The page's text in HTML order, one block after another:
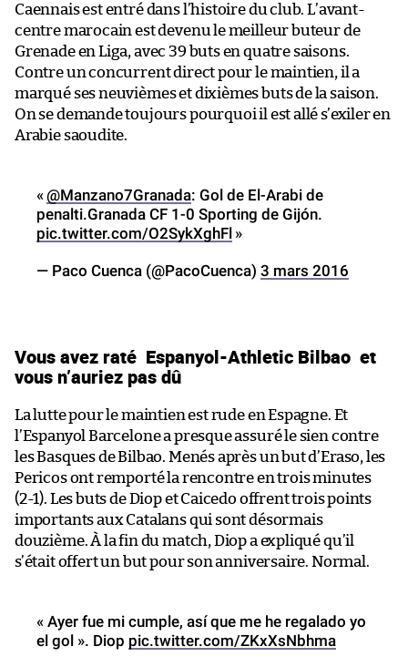
Caennais est entré dans l’histoire du club. L’avant-
centre marocain est devenu le meilleur buteur de
Grenade en Liga, avec 39 buts en quatre saisons.
Contre un concurrent direct pour le maintien, il a
marqué ses neuvièmes et dixièmes buts de la saison.
On se demande toujours pourquoi il est allé s’exiler en
Arabie saoudite.
«@Manzano7Granada: Gol de El-Arabi de
penalti.Granada CF 1-0 Sporting de Gijón.
pic.twitter.com/O2SykXghFl »
— Paco Cuenca (@PacoCuenca) 3 mars 2016
Vous avez raté Espanyol-Athletic Bilbao et
vous n’auriez pas dû
La lutte pour le maintien est rude en Espagne. Et
l’Espanyol Barcelone a presque assuré le sien contre
les Basques de Bilbao. Menés après un but d’Eraso, les
Pericos ont remporté la rencontre en trois minutes
(2-1). Les buts de Diop et Caicedo offrent trois points
importants aux Catalans qui sont désormais
douzième. À la fin du match, Diop a expliqué qu’il
s’était offert un but pour son anniversaire. Normal.
« Ayer fue mi cumple, así que me he regalado yo
el gol ». Diop pic.twitter.com/ZKxXsNbhma